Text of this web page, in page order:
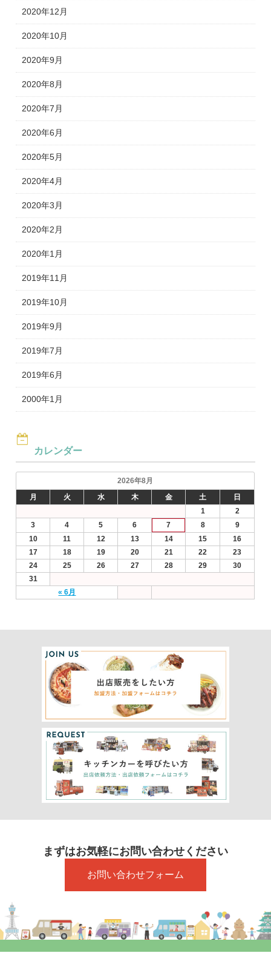
2020年12月
2020年10月
2020年9月
2020年8月
2020年7月
2020年6月
2020年5月
2020年4月
2020年3月
2020年2月
2020年1月
2019年11月
2019年10月
2019年9月
2019年7月
2019年6月
2000年1月
カレンダー
2026年8月
月
火 水 木 金 土 日
« 6月
1
2
3
4 5 6 7 8
9
10
11 12 13 14 15
16
17
18 19 20 21 22
23
24
25 26 27 28 29
30
31
まずはお気軽にお問い合わせください
お問い合わせフォーム